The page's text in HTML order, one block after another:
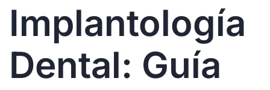
Implantología
Dental: Guía